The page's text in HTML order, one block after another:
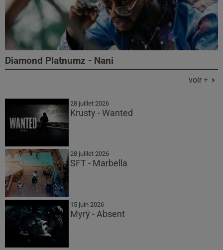
Diamond Platnumz - Nani
voir +
28 juillet 2026
Krusty - Wanted
28 juillet 2026
SFT - Marbella
15 juin 2026
Myrÿ - Absent